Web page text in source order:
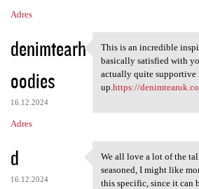
Adres
denimtearh
oodies
16.12.2024
Adres
This is an incredible
This is an incredible
basically satisfied with
actually quite
up. https://
d
16.12.2024
We all love a lot of
We all love a lot of the
seasoned, I might like
this specific, since it can